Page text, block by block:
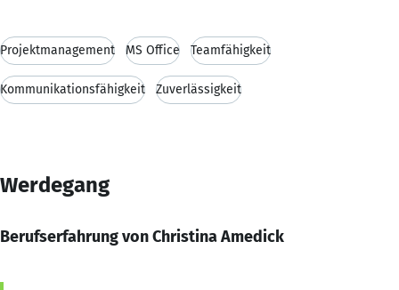
Projektmanagement MS Office Teamfähigkeit
Kommunikationsfähigkeit Zuverlässigkeit
Werdegang
Berufserfahrung von Christina Amedick